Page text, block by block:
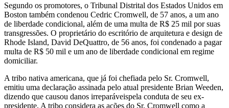
Segundo os promotores, o Tribunal Distrital dos Estados Unidos em
Boston também condenou Cedric Cromwell, de 57 anos, a um ano
de liberdade condicional, além de uma multa de R$ 25 mil por suas
transgressões. O proprietário do escritório de arquitetura e design de
Rhode Island, David DeQuattro, de 56 anos, foi condenado a pagar
multa de R$ 50 mil e um ano de liberdade condicional em regime
domiciliar.
A tribo nativa americana, que já foi chefiada pelo Sr. Cromwell,
emitiu uma declaração assinada pelo atual presidente Brian Weeden,
dizendo que causou danos irreparáveis​​pela conduta de seu ex-
presidente. A tribo considera as ações do Sr. Cromwell como a